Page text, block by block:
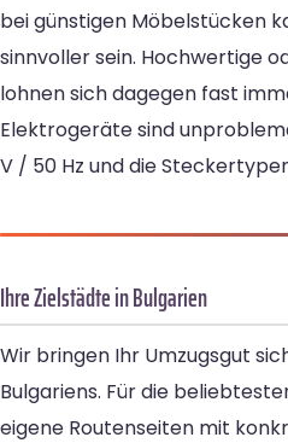
bei günstigen Möbelstücken
sinnvoller sein. Hochwertige
lohnen sich dagegen fast
Elektrogeräte sind
V / 50 Hz und die
Ihre Zielstädte in Bulgarien
Wir bringen Ihr Umzugsgut
Bulgariens. Für die
eigene Routenseiten mit